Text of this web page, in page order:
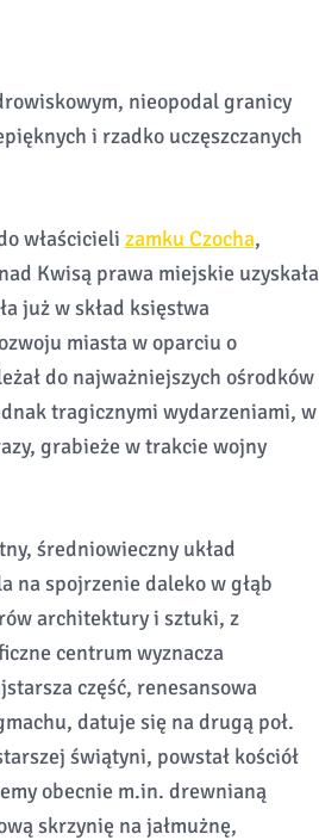
nieopodal granicy
i rzadko uczęszczanych
właścicieli zamku Czocha,
Kwisą prawa miejskie uzyskała
już w skład księstwa
miasta w oparciu o
do najważniejszych ośrodków
tragicznymi wydarzeniami, w
grabieże w trakcie wojny
średniowieczny układ
na spojrzenie daleko w głąb
architektury i sztuki, z
centrum wyznacza
część, renesansowa
datuje się na drugą poł.
świątyni, powstał kościół
obecnie m.in. drewnianą
skrzynię na jałmużnę,